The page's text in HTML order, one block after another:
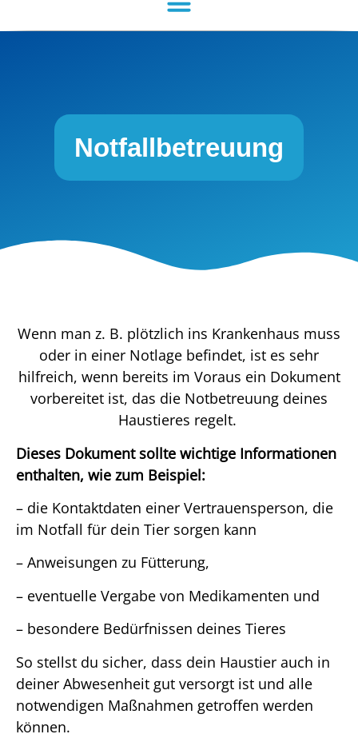
Notfallbetreuung
Wenn man z. B. plötzlich ins Krankenhaus muss
oder in einer Notlage befindet, ist es sehr
hilfreich, wenn bereits im Voraus ein Dokument
vorbereitet ist, das die Notbetreuung deines
Haustieres regelt.
Dieses Dokument sollte wichtige Informationen
enthalten, wie zum Beispiel:
– die Kontaktdaten einer Vertrauensperson, die
im Notfall für dein Tier sorgen kann
– Anweisungen zu Fütterung,
– eventuelle Vergabe von Medikamenten und
– besondere Bedürfnissen deines Tieres
So stellst du sicher, dass dein Haustier auch in
deiner Abwesenheit gut versorgt ist und alle
notwendigen Maßnahmen getroffen werden
können.